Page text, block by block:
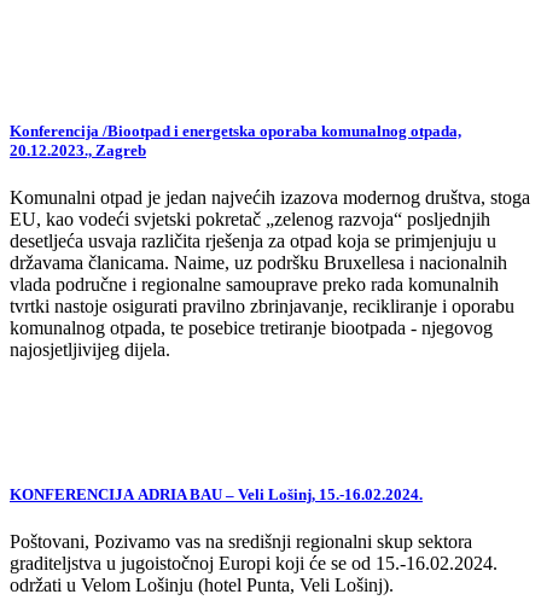
Konferencija /Biootpad i energetska oporaba komunalnog otpada,
20.12.2023., Zagreb
Komunalni otpad je jedan najvećih izazova modernog društva, stoga
EU, kao vodeći svjetski pokretač „zelenog razvoja“ posljednjih
desetljeća usvaja različita rješenja za otpad koja se primjenjuju u
državama članicama. Naime, uz podršku Bruxellesa i nacionalnih
vlada područne i regionalne samouprave preko rada komunalnih
tvrtki nastoje osigurati pravilno zbrinjavanje, recikliranje i oporabu
komunalnog otpada, te posebice tretiranje biootpada - njegovog
najosjetljivijeg dijela.
KONFERENCIJA ADRIA BAU – Veli Lošinj, 15.-16.02.2024.
Poštovani, Pozivamo vas na središnji regionalni skup sektora
graditeljstva u jugoistočnoj Europi koji će se od 15.-16.02.2024.
održati u Velom Lošinju (hotel Punta, Veli Lošinj).